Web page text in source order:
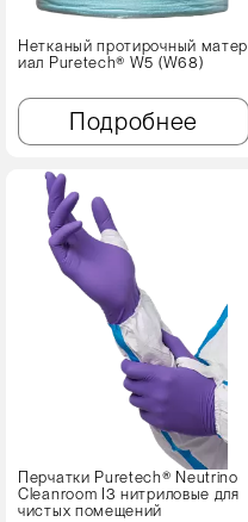
Нетканый протирочный матер
иал Puretech® W5 (W68)
Подробнее
Перчатки Puretech® Neutrino
Cleanroom I3 нитриловые для
чистых помещений